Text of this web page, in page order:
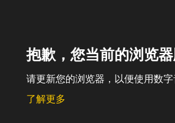
抱歉，您当前的浏览
请更新您的浏览器，以便使用数字
了解更多